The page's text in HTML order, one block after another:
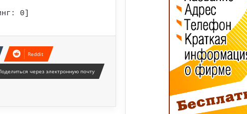
0
Reddit
через электронную почту